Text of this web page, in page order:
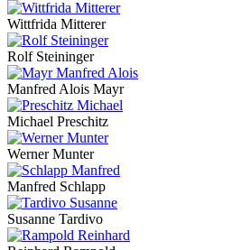
Wittfrida Mitterer
Rolf Steininger
Manfred Alois Mayr
Michael Preschitz
Werner Munter
Manfred Schlapp
Susanne Tardivo